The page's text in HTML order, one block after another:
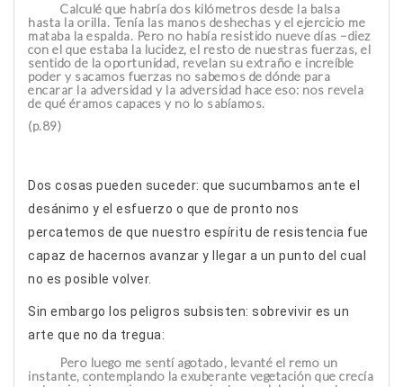
Calculé que habría dos kilómetros desde la balsa
hasta la orilla. Tenía las manos deshechas y el ejercicio me
mataba la espalda. Pero no había resistido nueve días –diez
con el que estaba la lucidez, el resto de nuestras fuerzas, el
sentido de la oportunidad, revelan su extraño e increíble
poder y sacamos fuerzas no sabemos de dónde para
encarar la adversidad y la adversidad hace eso: nos revela
de qué éramos capaces y no lo sabíamos.
(p.89)
Dos cosas pueden suceder: que sucumbamos ante el
desánimo y el esfuerzo o que de pronto nos
percatemos de que nuestro espíritu de resistencia fue
capaz de hacernos avanzar y llegar a un punto del cual
no es posible volver.
Sin embargo los peligros subsisten: sobrevivir es un
arte que no da tregua:
Pero luego me sentí agotado, levanté el remo un
instante, contemplando la exuberante vegetación que crecía